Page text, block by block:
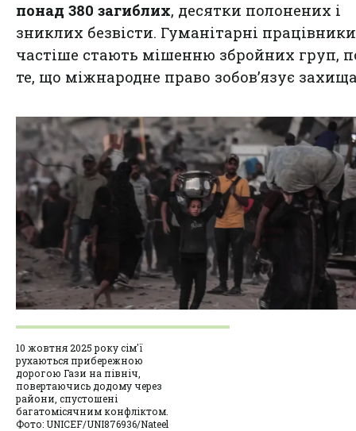
понад 380 загиблих, десятки полонених і
зниклих безвісти. Гуманітарні
частіше стають мішенню збройних груп,
те, що міжнародне право зобов’язує
10 жовтня 2025 року сім'ї
рухаються прибережною
дорогою Гази на північ,
повертаючись додому через
райони, спустошені
багатомісячним конфліктом.
Фото: UNICEF/UNI876936/Nateel